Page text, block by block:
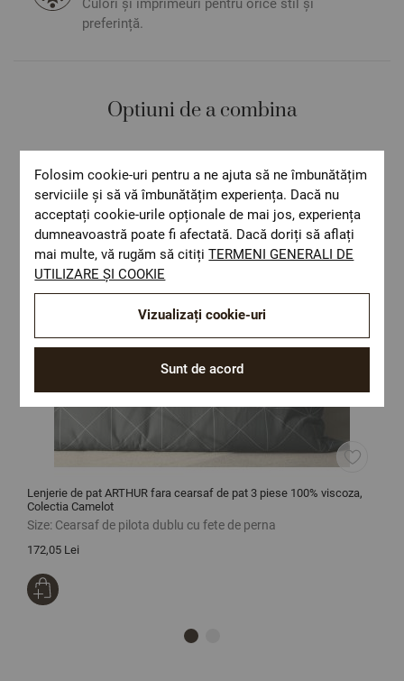
Culori și imprimeuri pentru orice stil și
preferință.
Optiuni de a combina
Lenjerie de pat ARTHUR fara cearsaf de pat 3 piese 100% viscoza,
Colectia Camelot
Size: Cearsaf de pilota dublu cu fete de perna
172,05 Lei
Folosim cookie-uri pentru a ne ajuta să ne îmbunătățim
serviciile și să vă îmbunătățim experiența. Dacă nu
acceptați cookie-urile opționale de mai jos, experiența
dumneavoastră poate fi afectată. Dacă doriți să aflați
mai multe, vă rugăm să citițiTERMENI GENERALI DE
UTILIZARE ȘI COOKIE
Sunt de acord
Vizualizați cookie-uri